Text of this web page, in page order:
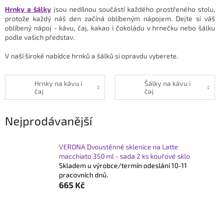
Hrnky a šálky jsou nedílnou součástí každého prostřeného stolu,
protože každý náš den začíná oblíbeným nápojem. Dejte si váš
oblíbený nápoj - kávu, čaj, kakao i čokoládu v hrnečku nebo šálku
podle vašich představ.
V naší široké nabídce hrnků a šálků si opravdu vyberete.
Hrnky na kávu i
čaj
Šálky na kávu i
čaj
Nejprodávanější
VERONA Dvoustěnné sklenice na Latte
macchiato 350 ml - sada 2 ks kouřové sklo
Skladem u výrobce/termín odeslání 10-11
pracovních dnů.
665 Kč